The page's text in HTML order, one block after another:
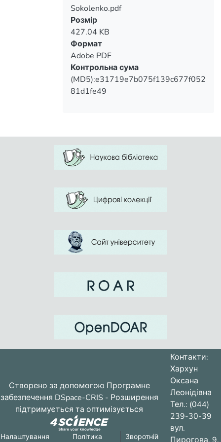
Вантажиться...
Sokolenko.pdf
Розмір
427.04 KB
Формат
Adobe PDF
Контрольна сума
(MD5):e31719e7b075f139c677f052
81d1fe49
Створено за допомогою Програмне
забезпечення DSpace-CRIS - Розширення
підтримується та оптимізується
Налаштування Політика Зворотній
Контакти:
Хархун
Оксана
Леонідівна
Тел.: (044)
239-30-39
вул.